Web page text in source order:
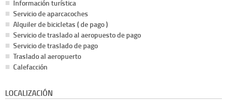
Información turística
Servicio de aparcacoches
Alquiler de bicicletas ( de pago )
Servicio de traslado al aeropuesto de pago
Servicio de traslado de pago
Traslado al aeropuerto
Calefacción
LOCALIZACIÓN